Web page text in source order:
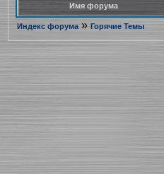
Имя форума
Индекс форума» Горячие Темы